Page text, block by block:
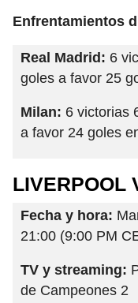
Enfrentamientos
Real Madrid: 6
goles a favor 25
Milan: 6 victorias
a favor 24 goles
LIVERPOOL
Fecha y hora:
21:00 (9:00 PM
TV y streaming:
de Campeones 2